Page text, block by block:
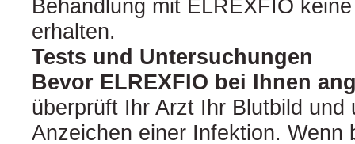
Behandlung mit ELREXFIO
erhalten.
Tests und Untersuchungen
Bevor ELREXFIO bei Ihnen
überprüft Ihr Arzt Ihr Blutbild und
Anzeichen einer Infektion. Wenn